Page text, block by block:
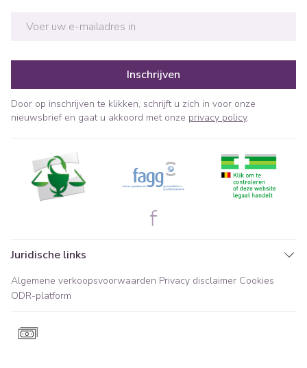
Inschrijven
Door op inschrijven te klikken, schrijft u zich in voor onze
nieuwsbrief en gaat u akkoord met onze privacy policy.
Juridische links
Algemene verkoopsvoorwaarden Privacy disclaimer Cookies
ODR-platform